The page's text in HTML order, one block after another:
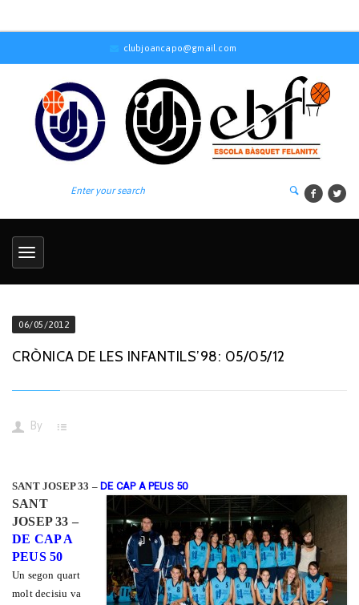
clubjoancapo@gmail.com
06/05/2012
CRÒNICA DE LES INFANTILS’98: 05/05/12
By
SANT JOSEP 33 – DE CAP A PEUS 50
SANT
JOSEP 33 –
DE CAP A
PEUS 50
Un segon quart
molt decisiu va